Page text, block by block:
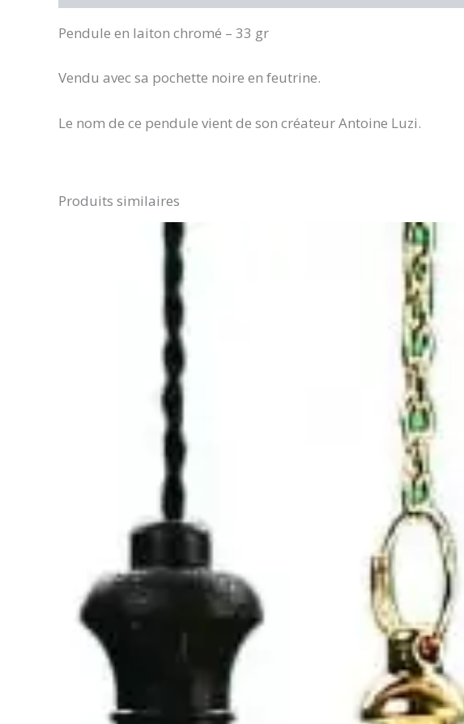
Pendule en laiton chromé – 33 gr
Vendu avec sa pochette noire en feutrine.
Le nom de ce pendule vient de son créateur Antoine Luzi.
Produits similaires